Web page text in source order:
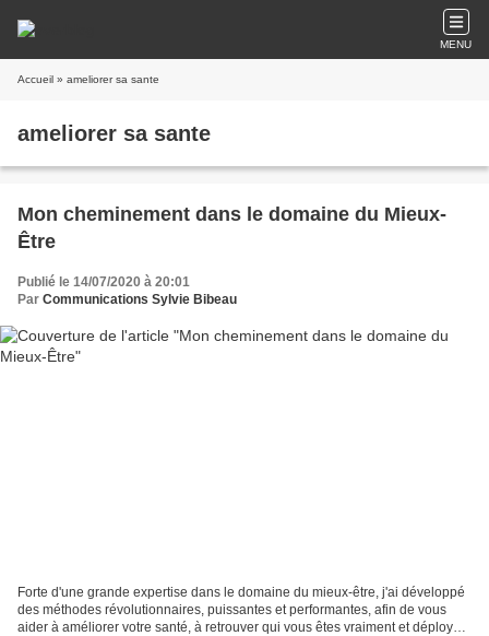
MENU
Accueil » ameliorer sa sante
ameliorer sa sante
Mon cheminement dans le domaine du Mieux-
Être
Publié le 14/07/2020 à 20:01
Par Communications Sylvie Bibeau
Forte d'une grande expertise dans le domaine du mieux-être, j'ai développé
des méthodes révolutionnaires, puissantes et performantes, afin de vous
aider à améliorer votre santé, à retrouver qui vous êtes vraiment et déployer